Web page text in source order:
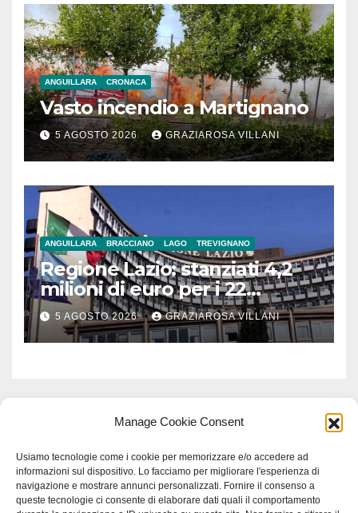
Manage Cookie Consent
Usiamo tecnologie come i cookie per memorizzare e/o accedere ad
informazioni sul dispositivo. Lo facciamo per migliorare l'esperienza di
navigazione e mostrare annunci personalizzati. Fornire il consenso a
queste tecnologie ci consente di elaborare dati quali il comportamento
ANGUILLARA CRONACA
Vasto incendio a Martignano
5 AGOSTO 2026 GRAZIAROSA VILLANI
ANGUILLARA BRACCIANO LAGO TREVIGNANO
Regione Lazio: stanziati 4,2
milioni di euro per i 22
Comuni dell’Etruria
Meridionale
5 AGOSTO 2026 GRAZIAROSA VILLANI